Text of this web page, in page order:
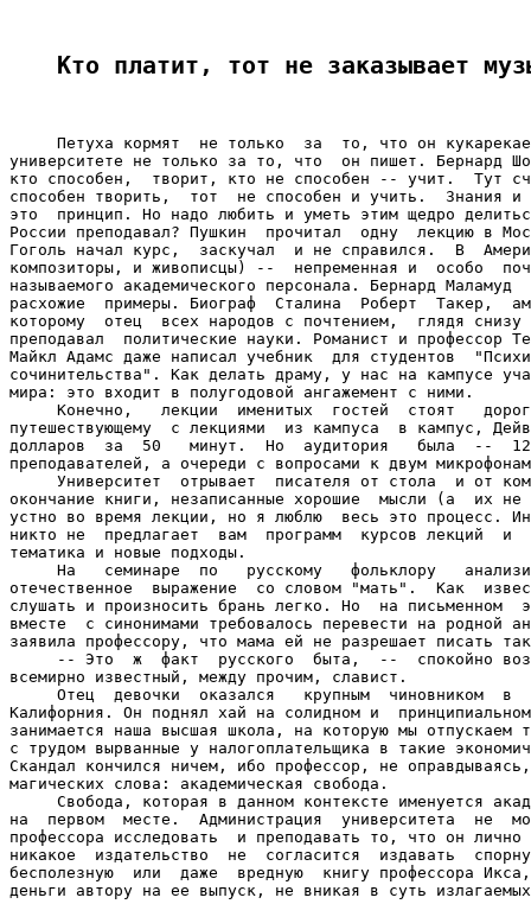
Кто платит, тот не заказывает
Петуха кормят  не только  за  то, что он
университете не только за то, что  он пишет. Бернард
кто способен,  творит, кто не способен -- учит.  Тут
способен творить,  тот  не способен и учить.  Знания
это  принцип. Но надо любить и уметь этим щедро
России преподавал? Пушкин  прочитал  одну  лекцию в
Гоголь начал курс,  заскучал  и не справился.  В
композиторы, и живописцы) --  непременная и  особо
называемого академического персонала. Бернард
расхожие  примеры. Биограф  Сталина  Роберт  Такер,
которому  отец  всех народов с почтением,  глядя
преподавал  политические науки. Романист и профессор
Майкл Адамс даже написал учебник  для студентов
сочинительства". Как делать драму, у нас на кампусе
мира: это входит в полугодовой ангажемент с ними.
Конечно,   лекции  именитых  гостей  стоят
путешествующему  с лекциями  из кампуса  в кампус,
долларов  за  50   минут.  Но  аудитория   была  --  12
преподавателей, а очереди с вопросами к двум
Университет  отрывает  писателя от стола  и от
окончание книги, незаписанные хорошие  мысли (а  их
устно во время лекции, но я люблю  весь это процесс.
никто не  предлагает  вам  программ  курсов лекций  и
тематика и новые подходы.
На   семинаре  по   русскому   фольклору
отечественное  выражение  со словом "мать".  Как
слушать и произносить брань легко. Но  на письменном
вместе  с синонимами требовалось перевести на родной
заявила профессору, что мама ей не разрешает писать
-- Это  ж  факт  русского  быта,  --  спокойно
всемирно известный, между прочим, славист.
Отец  девочки  оказался   крупным  чиновником  в
Калифорния. Он поднял хай на солидном и
занимается наша высшая школа, на которую мы отпускаем
с трудом вырванные у налогоплательщика в такие
Скандал кончился ничем, ибо профессор, не
магических слова: академическая свобода.
Свобода, которая в данном контексте именуется
на  первом  месте.  Администрация  университета  не
профессора исследовать  и преподавать то, что он
никакое  издательство  не  согласится  издавать
бесполезную  или  даже  вредную  книгу профессора
деньги автору на ее выпуск, не вникая в суть